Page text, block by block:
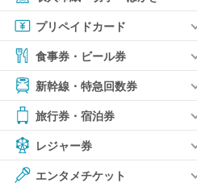
プリペイドカード
食事券・ビール券
新幹線・特急回数券
旅行券・宿泊券
レジャー券
エンタメチケット